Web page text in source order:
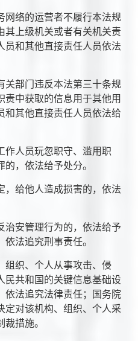
网络的运营者不履行本法规
其上级机关或者有关机关责
员和其他直接责任人员依法
关部门违反本法第三十条规
责中获取的信息用于其他用
和其他直接责任人员依法给
作人员玩忽职守、滥用职
，依法给予处分。
，给他人造成损害的，依法
治安管理行为的，依法给予
法追究刑事责任。
组织、个人从事攻击、侵
民共和国的关键信息基础设
依法追究法律责任；国务院
定对该机构、组织、个人采
措施。